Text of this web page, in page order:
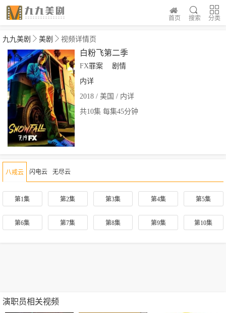
分类
搜索
首页
九九美剧 美剧 视频详情页
白粉飞第二季
FX罪案
剧情
内详
2018 / 美国 / 内详
共10集 每集45分钟
八戒云 闪电云 无尽云
第1集 第2集 第3集 第4集 第5集
第6集 第7集 第8集 第9集 第10集
演职员相关视频